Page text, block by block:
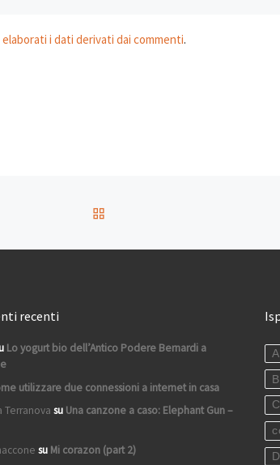
i dati derivati dai commenti.
recenti
Lo yogurt bio dell’Antico Podere Bernardi a
utilizzare due connessioni a internet in casa
Terranova su Una canzone a caso: Elephant Gun –
su Mi corazon (part 2)